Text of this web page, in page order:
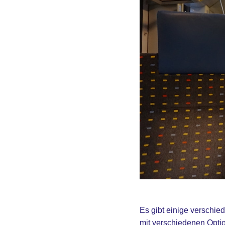
Es gibt einige
mit verschiedenen